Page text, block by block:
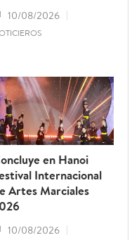
10/08/2026
en Hanoi
Internacional
Artes Marciales
10/08/2026